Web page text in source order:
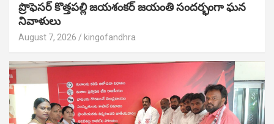
ప్రొఫెసర్ కొత్తపల్లి జయశంకర్ జయంతి సందర్భంగా ఘన
నివాళులు
August 7, 2026 kingofandhra